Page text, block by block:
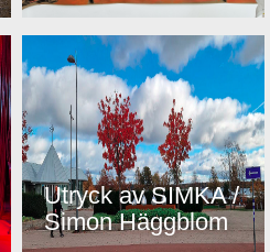
Utryck av SIMKA /
Simon Häggblom